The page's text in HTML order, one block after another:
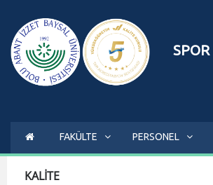
FAKÜLTE PERSONEL
KALİTE